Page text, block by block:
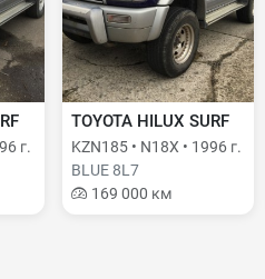
г.
TOYOTA HILUX SURF
KZN185 • N18X • 1996 г.
BLUE 8L7
169 000 км